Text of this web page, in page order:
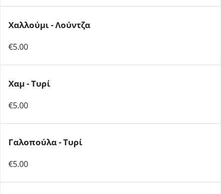
Χαλλούμι - Λούντζα
€5.00
Χαμ - Τυρί
€5.00
Γαλοπούλα - Τυρί
€5.00